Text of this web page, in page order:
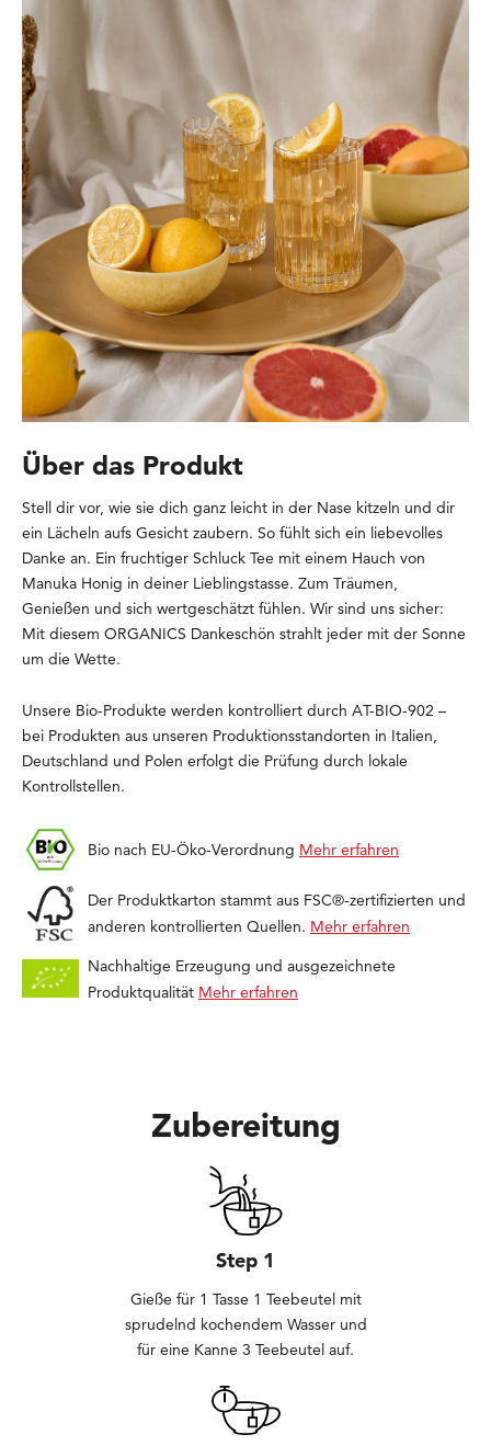
Über das Produkt
Stell dir vor, wie sie dich ganz leicht in der Nase kitzeln und dir
ein Lächeln aufs Gesicht zaubern. So fühlt sich ein liebevolles
Danke an. Ein fruchtiger Schluck Tee mit einem Hauch von
Manuka Honig in deiner Lieblingstasse. Zum Träumen,
Genießen und sich wertgeschätzt fühlen. Wir sind uns sicher:
Mit diesem ORGANICS Dankeschön strahlt jeder mit der Sonne
um die Wette.
Unsere Bio-Produkte werden kontrolliert durch AT-BIO-902 –
bei Produkten aus unseren Produktionsstandorten in Italien,
Deutschland und Polen erfolgt die Prüfung durch lokale
Kontrollstellen.
Bio nach EU-Öko-Verordnung Mehr erfahren
Der Produktkarton stammt aus FSC®-zertifizierten und
anderen kontrollierten Quellen. Mehr erfahren
Nachhaltige Erzeugung und ausgezeichnete
Produktqualität Mehr erfahren
Zubereitung
Step 1
Gieße für 1 Tasse 1 Teebeutel mit
sprudelnd kochendem Wasser und
für eine Kanne 3 Teebeutel auf.